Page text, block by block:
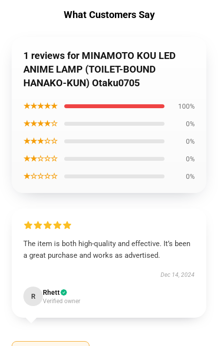
What Customers Say
1 reviews for MINAMOTO KOU LED
ANIME LAMP (TOILET-BOUND
HANAKO-KUN) Otaku0705
★★★★★ 100%
★★★★☆ 0%
★★★☆☆ 0%
★★☆☆☆ 0%
★☆☆☆☆ 0%
The item is both high-quality and effective. It’s been
a great purchase and works as advertised.
Dec 14, 2024
R Rhett
Verified owner